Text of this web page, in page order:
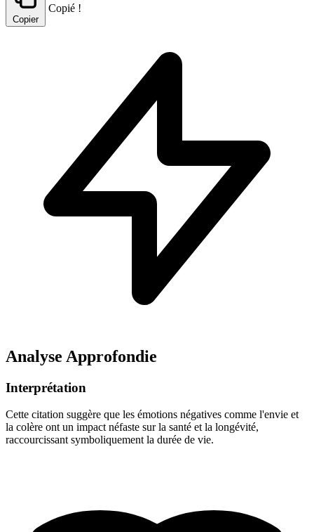
Copier
Copié !
Analyse Approfondie
Interprétation
Cette citation suggère que les émotions négatives comme l'envie et
la colère ont un impact néfaste sur la santé et la longévité,
raccourcissant symboliquement la durée de vie.